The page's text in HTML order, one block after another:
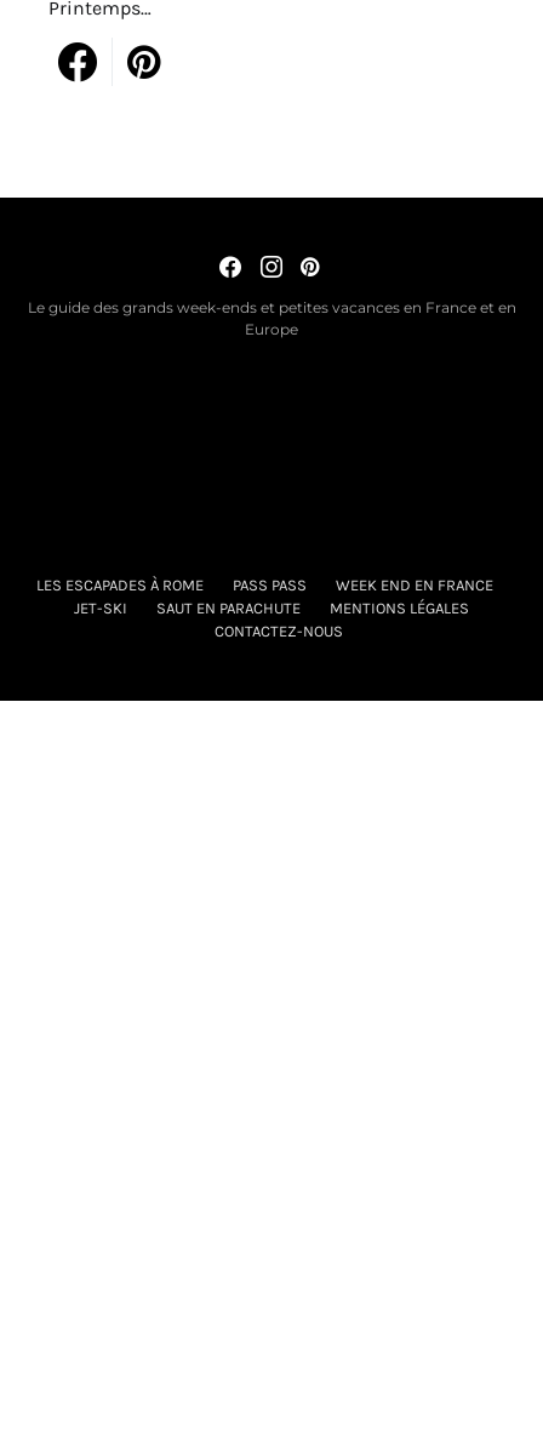
Printemps…
Le guide des grands week-ends et petites vacances en France et en
Europe
LES ESCAPADES À ROME PASS PASS
WEEK END EN FRANCE
JET-SKI
SAUT EN PARACHUTE
MENTIONS LÉGALES
CONTACTEZ-NOUS